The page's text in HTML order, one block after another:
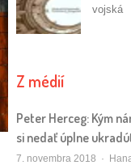
vojská
Z médií
Peter Herceg: Kým
si nedať úplne
7. novembra 2018